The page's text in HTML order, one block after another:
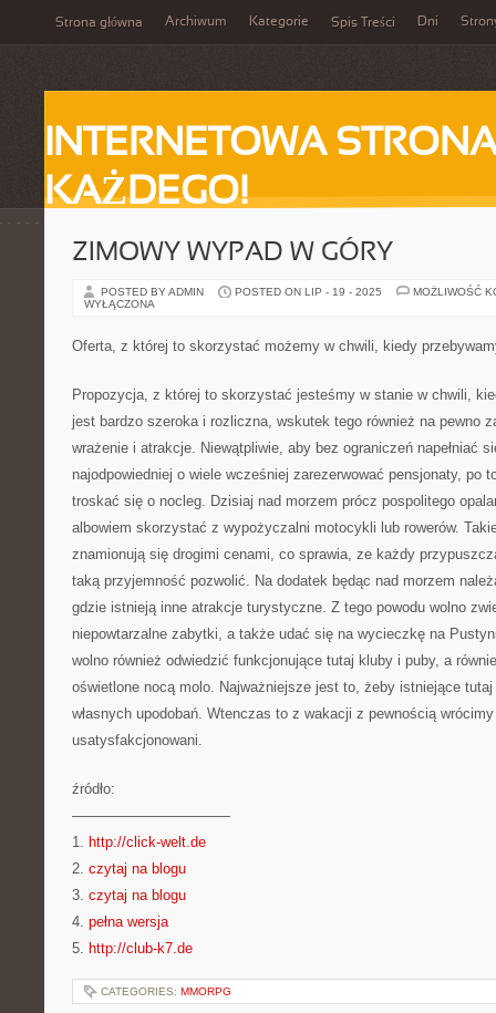
Strona główna Archiwum Kategorie Spis Treści Dni
INTERNETOWA
KAŻDEGO!
ZIMOWY WYPAD W GÓRY
POSTED BY ADMIN POSTED ON LIP - 19 - 2025
MOŻLIWOŚĆ
WYŁĄCZONA
Oferta, z której to skorzystać możemy w chwili, kiedy
Propozycja, z której to skorzystać jesteśmy w stanie w chwili,
jest bardzo szeroka i rozliczna, wskutek tego również na pewno
wrażenie i atrakcje. Niewątpliwie, aby bez ograniczeń napełniać
najodpowiedniej o wiele wcześniej zarezerwować pensjonaty, po
troskać się o nocleg. Dzisiaj nad morzem prócz pospolitego
albowiem skorzystać z wypożyczalni motocykli lub rowerów.
znamionują się drogimi cenami, co sprawia, ze każdy
taką przyjemność pozwolić. Na dodatek będąc nad morzem
gdzie istnieją inne atrakcje turystyczne. Z tego powodu wolno
niepowtarzalne zabytki, a także udać się na wycieczkę na
wolno również odwiedzić funkcjonujące tutaj kluby i puby, a
oświetlone nocą molo. Najważniejsze jest to, żeby istniejące
własnych upodobań. Wtenczas to z wakacji z pewnością
usatysfakcjonowani.
źródło:
———————————
1. http://click-welt.de
2. czytaj na blogu
3. czytaj na blogu
4. pełna wersja
5. http://club-k7.de
CATEGORIES: MMORPG